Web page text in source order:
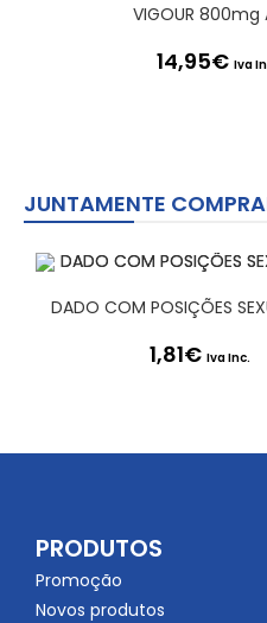
VIGOUR 800mg
14,95€ Iva
JUNTAMENTE
DADO COM POSIÇÕES
1,81€ Iva Inc.
PRODUTOS
Promoção
Novos produtos